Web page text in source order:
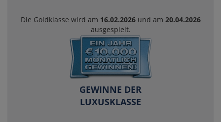
Die Goldklasse wird am 16.02.2026und am 20.04.2026
ausgespielt.
GEWINNE DER
LUXUSKLASSE